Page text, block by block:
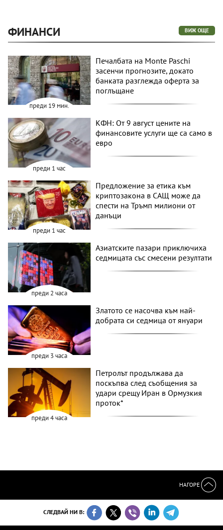
ФИНАНСИ ВИЖ ОЩЕ
преди 19 мин.
Печалбата на Monte Paschi
засенчи прогнозите, докато
банката разглежда оферта за
поглъщане
преди 1 час
КФН: От 9 август цените на
финансовите услуги ще са само в
евро
преди 1 час
Предложение за етика към
криптозакона в САЩ може да
спести на Тръмп милиони от
данъци
преди 2 часа
Азиатските пазари приключиха
седмицата със смесени резултати
преди 3 часа
Златото се насочва към най-
добрата си седмица от януари
преди 4 часа
Петролът продължава да
поскъпва след съобщения за
удари срещу Иран в Ормузкия
проток*
НАГОРЕ
СЛЕДВАЙ НИ В: